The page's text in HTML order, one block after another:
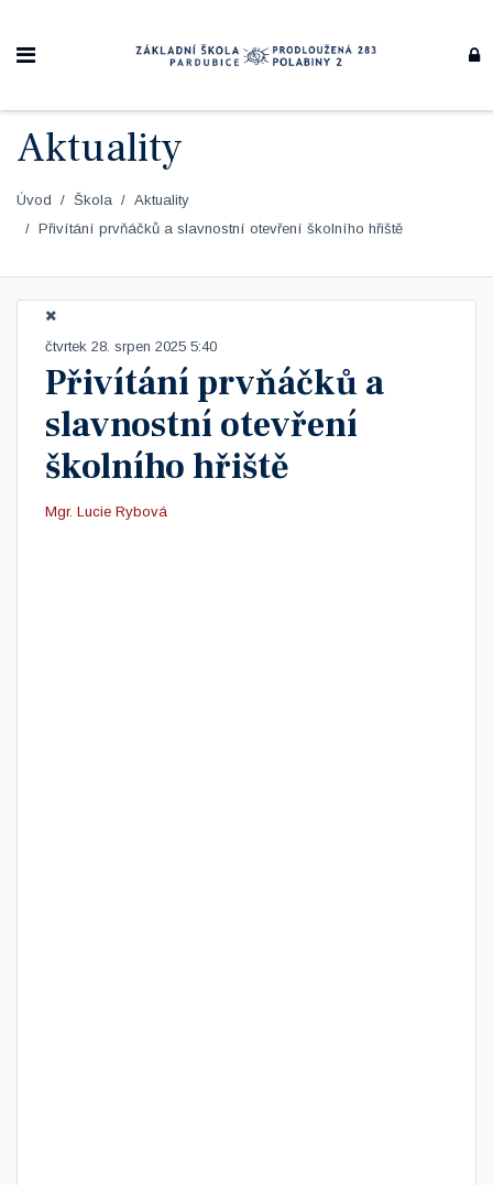
Aktuality
Úvod Škola
Aktuality
Přivítání prvňáčků a slavnostní otevření školního hřiště
čtvrtek 28. srpen 2025 5:40
Přivítání prvňáčků a
slavnostní otevření
školního hřiště
Mgr. Lucie Rybová